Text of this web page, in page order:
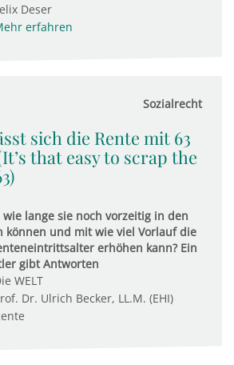
Deser
erfahren
Sozialrecht
sich die Rente mit 63
that easy to scrap the
lange sie noch vorzeitig in den
können und mit wie viel Vorlauf die
erhöhen kann? Ein
gibt Antworten
WELT
Dr. Ulrich Becker, LL.M. (EHI)